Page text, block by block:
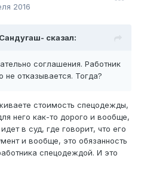
2016
сказал:
соглашения. Работник
не отказывается. Тогда?
стоимость спецодежды,
него как-то дорого и вообще,
в суд, где говорит, что его
и вообще, это обязанность
спецодеждой. И это